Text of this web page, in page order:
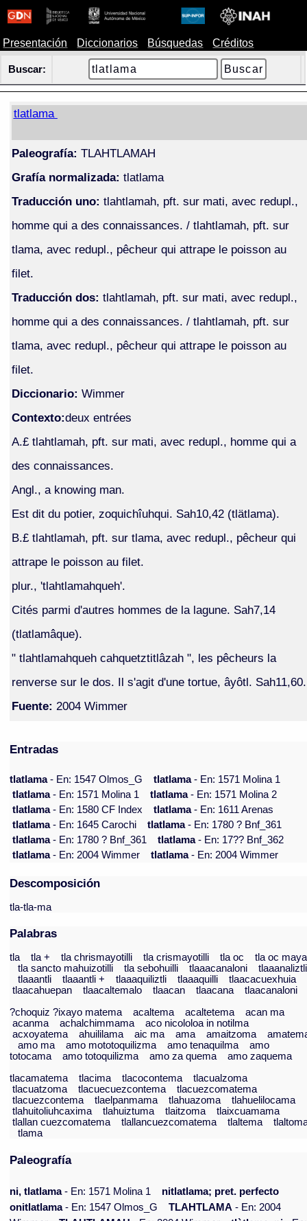
Presentación Diccionarios Búsquedas Créditos
Buscar:
tlatlama
Paleografía: TLAHTLAMAH
Grafía normalizada: tlatlama
Traducción uno: tlahtlamah, pft. sur mati, avec redupl.,
homme qui a des connaissances. / tlahtlamah, pft. sur
tlama, avec redupl., pêcheur qui attrape le poisson au
filet.
Traducción dos: tlahtlamah, pft. sur mati, avec redupl.,
homme qui a des connaissances. / tlahtlamah, pft. sur
tlama, avec redupl., pêcheur qui attrape le poisson au
filet.
Diccionario: Wimmer
Contexto:deux entrées
A.£ tlahtlamah, pft. sur mati, avec redupl., homme qui a
des connaissances.
Angl., a knowing man.
Est dit du potier, zoquichîuhqui. Sah10,42 (tlätlama).
B.£ tlahtlamah, pft. sur tlama, avec redupl., pêcheur qui
attrape le poisson au filet.
plur., 'tlahtlamahqueh'.
Cités parmi d'autres hommes de la lagune. Sah7,14
(tlatlamâque).
" tlahtlamahqueh cahquetztitlâzah ", les pêcheurs la
renverse sur le dos. Il s'agit d'une tortue, âyôtl. Sah11,60.
Fuente: 2004 Wimmer
Entradas
tlatlama- En: 1547 Olmos_G tlatlama- En: 1571 Molina 1
tlatlama- En: 1571 Molina 1 tlatlama- En: 1571 Molina 2
tlatlama- En: 1580 CF Index tlatlama- En: 1611 Arenas
tlatlama- En: 1645 Carochi tlatlama- En: 1780 ? Bnf_361
tlatlama- En: 1780 ? Bnf_361 tlatlama- En: 17?? Bnf_362
tlatlama- En: 2004 Wimmer tlatlama- En: 2004 Wimmer
Descomposición
tla-tla-ma
Palabras
tla tla + tla chrismayotilli tla crismayotilli tla oc
tla oc maya
tla sancto mahuizotilli
tla sebohuilli tlaaacanaloni
tlaaanaliztli
tlaaantli
tlaaantli + tlaaaquiliztli tlaaaquilli
tlaacacuexhuia
tlaacahuepan
tlaacaltemalo tlaacan tlaacana
tlaacanaloni
?choquiz ?ixayo matema
acaltema acaltetema
acan ma
acanma
achalchimmama
aco nicololoa in notilma
acxoyatema
ahuililama aic ma ama amaitzoma
amo ma
amo mototoquilizma amo tenaquilma
amo
totocama
amo totoquilizma amo za quema
amo zaquema
tlacamatema
tlacima tlacocontema
tlacualzoma
tlacuatzoma
tlacuecuezcontema
tlacuezcomatema
tlacuezcontema
tlaelpanmama tlahuazoma
tlahuelilocama
tlahuitoliuhcaxima
tlahuiztuma tlaitzoma
tlaixcuamama
tlallan cuezcomatema
tlallancuezcomatema tlaltema
tlama
Paleografía
ni, tlatlama- En: 1571 Molina 1
nitlatlama; pret. perfecto
onitlatlama- En: 1547 Olmos_G TLAHTLAMA - En: 2004